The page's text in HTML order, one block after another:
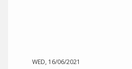
WED, 16/06/2021